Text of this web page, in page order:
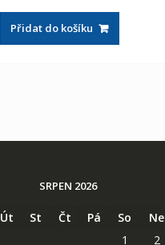
byla:
2,107 Kč
je:
1,175 Kč
Přidat do košíku
SRPEN 2026
Út St Čt Pá So
Ne
1
2